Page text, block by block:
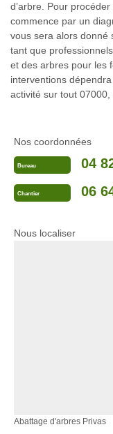
d’arbre. Pour
commence par un
vous sera alors donné
tant que
et des arbres pour les
interventions
activité sur tout
Nos coordonnées
Bureau 04
Chantier 06
Nous localiser
Abattage d'arbres Privas